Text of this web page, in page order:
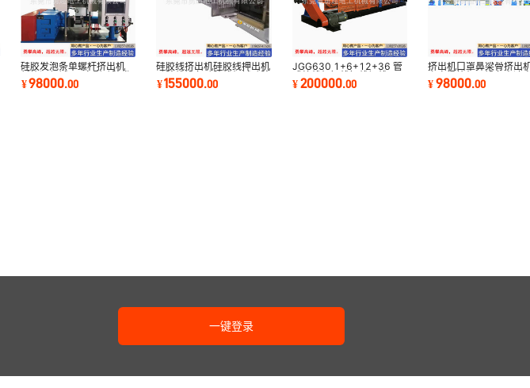
硅胶发泡条单螺杆挤出机
新能源领域9 6字型硅胶发
泡密封条挤出机
¥98000.00
硅胶线挤出机硅胶线押出机
硅胶线设备硅胶线机械硅胶
线机器硅胶线
¥155000.00
JGG630 1+6+12+36 管
式绞线机铜线铝线钢线
Winding pipe Machine
¥200000.00
挤出机口罩鼻梁骨挤出
产鼻梁筋机器设备高速
筋生产线设备
¥98000.00
一键登录